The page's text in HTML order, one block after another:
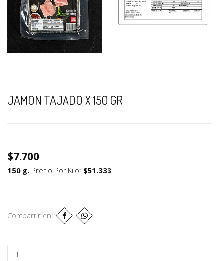
JAMON TAJADO X 150 GR
$7.700
150 g. Precio Por Kilo: $51.333
Compartir en: